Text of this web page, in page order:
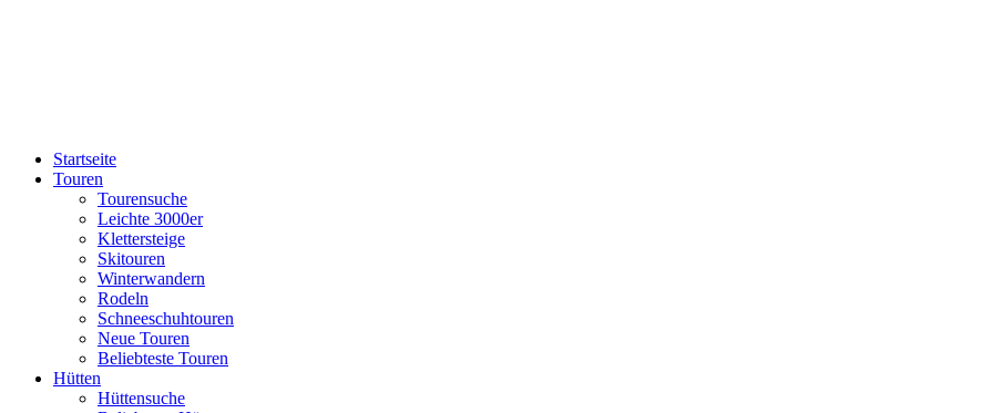
Startseite
Touren
Tourensuche
Leichte 3000er
Klettersteige
Skitouren
Winterwandern
Rodeln
Schneeschuhtouren
Neue Touren
Beliebteste Touren
Hütten
Hüttensuche